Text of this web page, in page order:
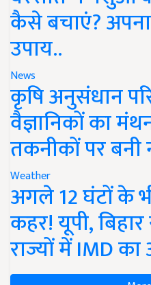
कैसे बचाएं?
उपाय..
News
कृषि अनुसंधान
वैज्ञानिकों का
तकनीकों पर बनी
Weather
अगले 12 घंटों के
कहर! यूपी,
राज्यों में IMD